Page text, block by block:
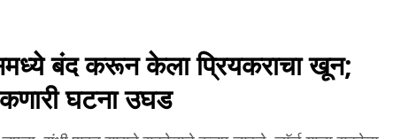
बंद करून केला प्रियकराचा खून;
घटना उघड